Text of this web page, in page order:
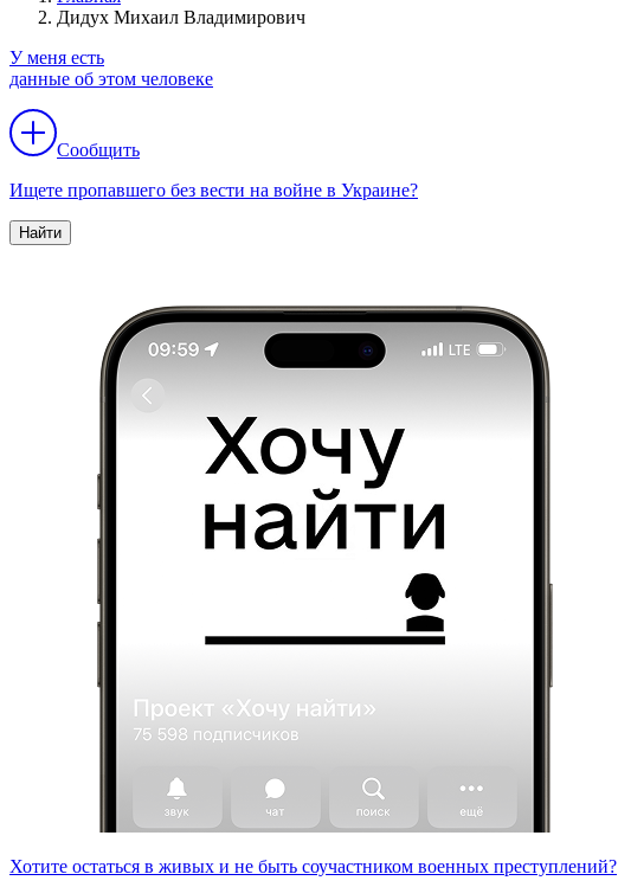
Дидух Михаил Владимирович
У меня есть
данные об этом человеке
Сообщить
Ищете пропавшего без вести на войне в Украине?
Найти
Хотите остаться в живых и не быть соучастником военных преступлений?